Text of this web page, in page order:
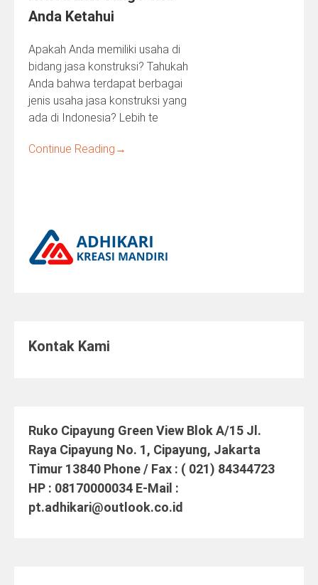
Anda Ketahui
Apakah Anda memiliki usaha di
bidang jasa konstruksi? Tahukah
Anda bahwa terdapat berbagai
jenis usaha jasa konstruksi yang
ada di Indonesia? Lebih te
Continue Reading →
Kontak Kami
Ruko Cipayung Green View Blok A/15 Jl.
Raya Cipayung No. 1, Cipayung, Jakarta
Timur 13840 Phone / Fax : ( 021) 84344723
HP : 08170000034 E-Mail :
pt.adhikari@outlook.co.id